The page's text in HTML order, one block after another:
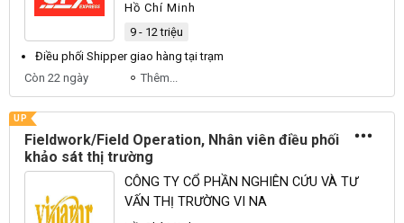
Hồ Chí Minh
9 - 12 triệu
Điều phối Shipper giao hàng tại trạm
Còn 22 ngày
Thêm...
UP
Fieldwork/Field Operation, Nhân viên điều phối
khảo sát thị trường
CÔNG TY CỔ PHẦN NGHIÊN CỨU VÀ TƯ
VẤN THỊ TRƯỜNG VI NA